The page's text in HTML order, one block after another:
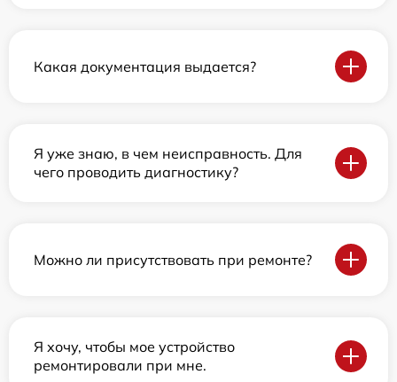
Какая документация выдается?
Я уже знаю, в чем неисправность. Для
чего проводить диагностику?
Можно ли присутствовать при ремонте?
Я хочу, чтобы мое устройство
ремонтировали при мне.